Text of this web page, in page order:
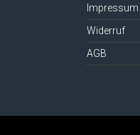
Impressum
Widerruf
AGB